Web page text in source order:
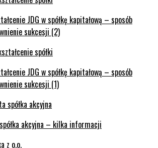
JDG w spółkę kapitałową – sposób
sukcesji (2)
JDG w spółkę kapitałową – sposób
sukcesji (1)
akcyjna – kilka informacji